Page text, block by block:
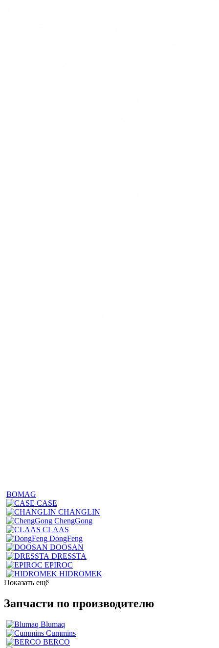
BOMAG
CASE
CHANGLIN
ChengGong
CLAAS
DongFeng
DOOSAN
DRESSTA
EPIROC
HIDROMEK
Показать ещё
Запчасти по производителю
Blumaq
Cummins
BERCO